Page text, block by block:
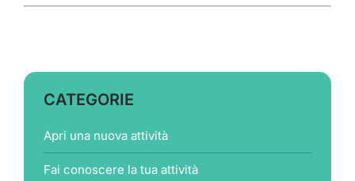
CATEGORIE
Apri una nuova attività
Fai conoscere la tua attività